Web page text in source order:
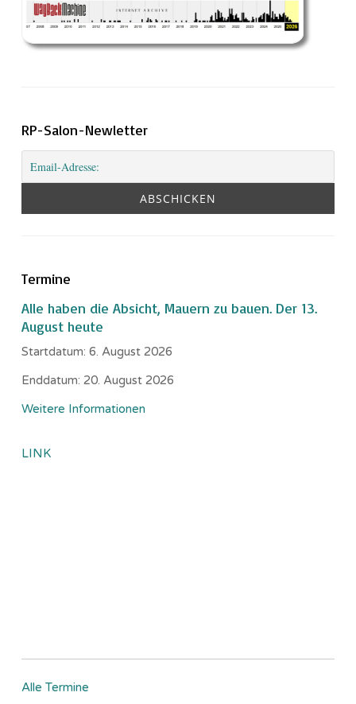
RP-Salon-Newletter
Termine
Alle haben die Absicht, Mauern zu bauen. Der 13.
August heute
Startdatum: 6. August 2026
Enddatum: 20. August 2026
Weitere Informationen
LINK
Alle Termine